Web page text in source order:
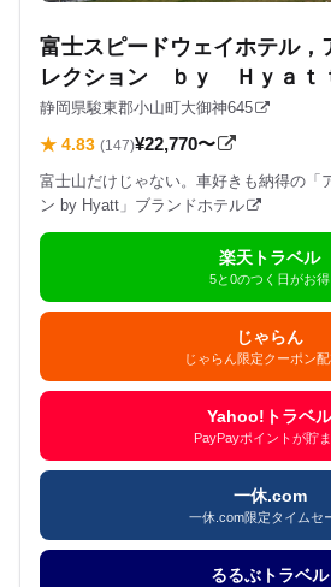
富士スピードウェイホテル
レクション ｂｙ Ｈｙａｔ
静岡県駿東郡小山町大御神645
★ 4.83(147)¥22,770〜
富士山だけじゃない。車好きも納得の「
ン by Hyatt」ブランドホテル
楽天トラベル
5と0のつく日がお得
じゃらん
じゃらん限定クーポン
Yahoo!トラベル
PayPayポイントが貯
一休.com
一休.com限定タイムセ
るるぶトラベル